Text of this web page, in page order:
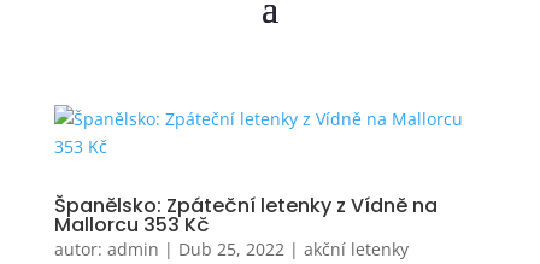
Španělsko: Zpáteční letenky z Vídně na
Mallorcu 353 Kč
autor: admin | Dub 25, 2022| akční letenky